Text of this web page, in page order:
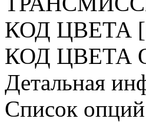
КОД ЦВЕТА
КОД ЦВЕТА
Детальная
Список